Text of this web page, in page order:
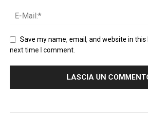
Save my name, email, and website in
next time I comment.